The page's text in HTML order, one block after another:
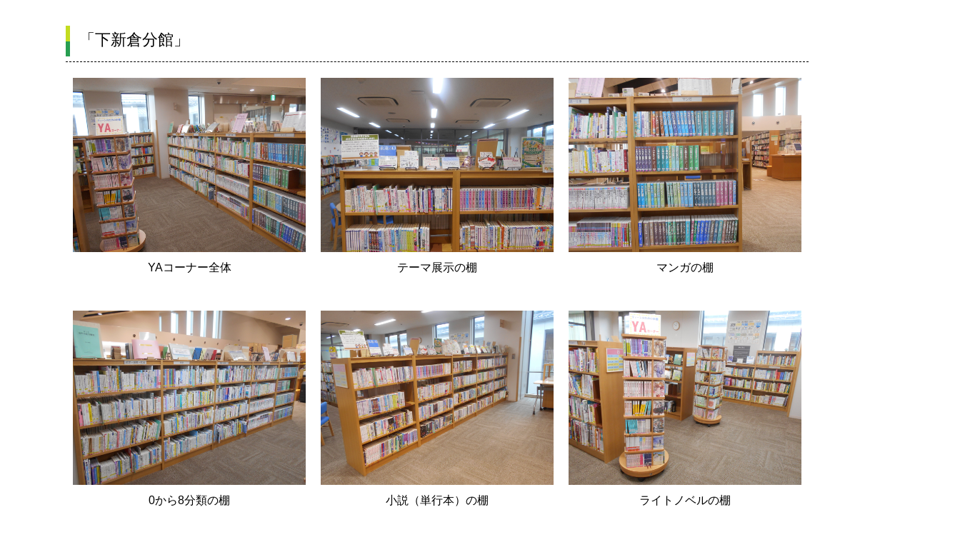
「下新倉分館」
YAコーナー全体 テーマ展示の棚 マンガの棚
0から8分類の棚 小説（単行本）の棚 ライトノベルの棚